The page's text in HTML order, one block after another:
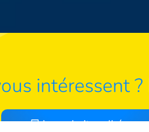
intéressent ?
Je souhaite adhérer